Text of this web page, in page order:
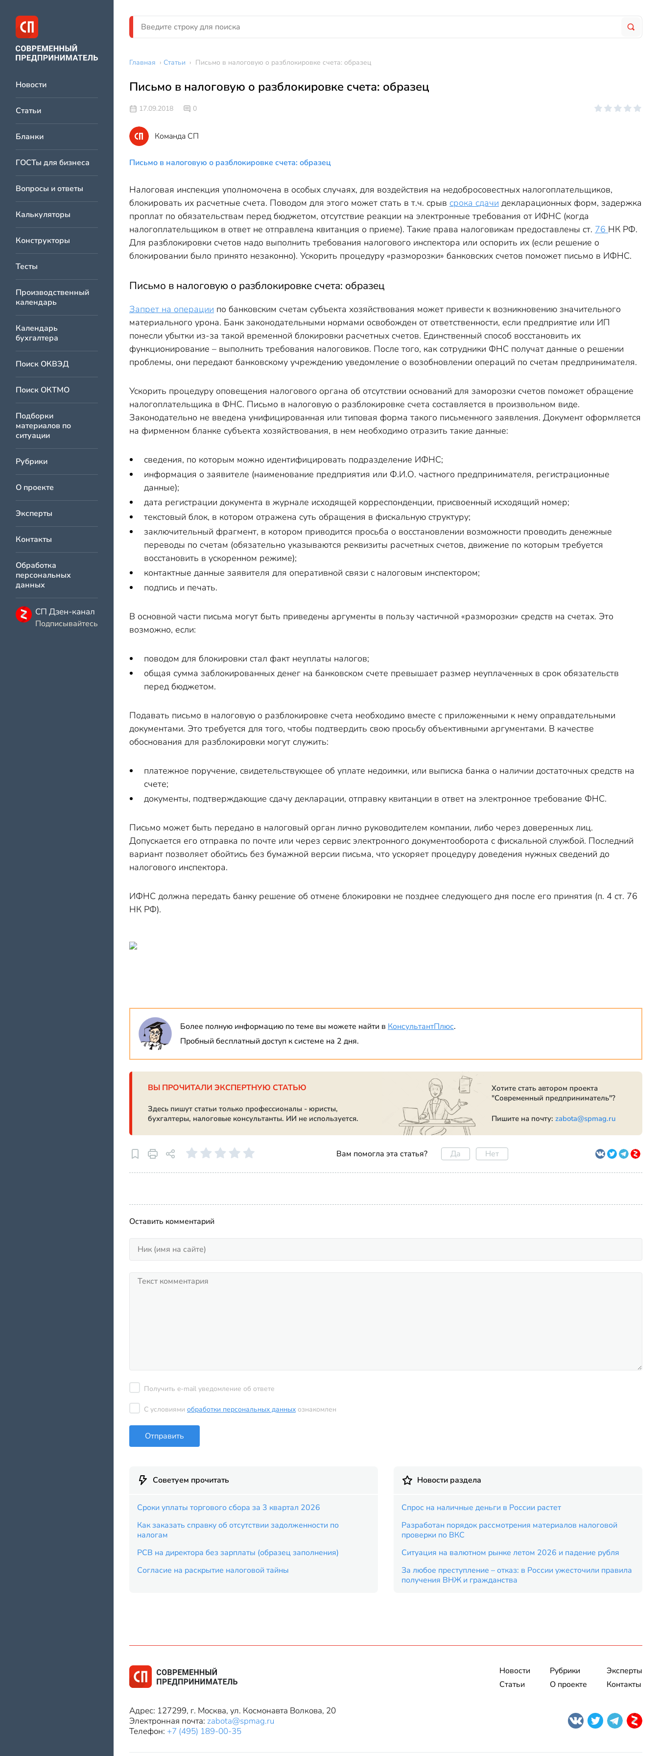
Новости
Статьи
Бланки
ГОСТы для бизнеса
Вопросы и ответы
Калькуляторы
Конструкторы
Тесты
Производственный
календарь
Календарь
бухгалтера
Поиск ОКВЭД
Поиск ОКТМО
Подборки
материалов по
ситуации
Рубрики
О проекте
Эксперты
Контакты
Обработка
персональных
данных
СП Дзен-канал
Подписывайтесь
Главная › Статьи › Письмо в налоговую о разблокировке счета: образец
Письмо в налоговую о разблокировке счета: образец
17.09.2018 0
Команда СП
Письмо в налоговую о разблокировке счета: образец
Налоговая инспекция уполномочена в особых случаях, для воздействия на недобросовестных налогоплательщиков,
блокировать их расчетные счета. Поводом для этого может стать в т.ч. срыв срока сдачи декларационных форм, задержка
проплат по обязательствам перед бюджетом, отсутствие реакции на электронные требования от ИФНС (когда
налогоплательщиком в ответ не отправлена квитанция о приеме). Такие права налоговикам предоставлены ст. 76 НК РФ.
Для разблокировки счетов надо выполнить требования налогового инспектора или оспорить их (если решение о
блокировании было принято незаконно). Ускорить процедуру «разморозки» банковских счетов поможет письмо в ИФНС.
Письмо в налоговую о разблокировке счета: образец
Запрет на операции по банковским счетам субъекта хозяйствования может привести к возникновению значительного
материального урона. Банк законодательными нормами освобожден от ответственности, если предприятие или ИП
понесли убытки из-за такой временной блокировки расчетных счетов. Единственный способ восстановить их
функционирование – выполнить требования налоговиков. После того, как сотрудники ФНС получат данные о решении
проблемы, они передают банковскому учреждению уведомление о возобновлении операций по счетам предпринимателя.
Ускорить процедуру оповещения налогового органа об отсутствии оснований для заморозки счетов поможет обращение
налогоплательщика в ФНС. Письмо в налоговую о разблокировке счета составляется в произвольном виде.
Законодательно не введена унифицированная или типовая форма такого письменного заявления. Документ оформляется
на фирменном бланке субъекта хозяйствования, в нем необходимо отразить такие данные:
сведения, по которым можно идентифицировать подразделение ИФНС;
информация о заявителе (наименование предприятия или Ф.И.О. частного предпринимателя, регистрационные
данные);
дата регистрации документа в журнале исходящей корреспонденции, присвоенный исходящий номер;
текстовый блок, в котором отражена суть обращения в фискальную структуру;
заключительный фрагмент, в котором приводится просьба о восстановлении возможности проводить денежные
переводы по счетам (обязательно указываются реквизиты расчетных счетов, движение по которым требуется
восстановить в ускоренном режиме);
контактные данные заявителя для оперативной связи с налоговым инспектором;
подпись и печать.
В основной части письма могут быть приведены аргументы в пользу частичной «разморозки» средств на счетах. Это
возможно, если:
поводом для блокировки стал факт неуплаты налогов;
общая сумма заблокированных денег на банковском счете превышает размер неуплаченных в срок обязательств
перед бюджетом.
Подавать письмо в налоговую о разблокировке счета необходимо вместе с приложенными к нему оправдательными
документами. Это требуется для того, чтобы подтвердить свою просьбу объективными аргументами. В качестве
обоснования для разблокировки могут служить:
платежное поручение, свидетельствующее об уплате недоимки, или выписка банка о наличии достаточных средств на
счете;
документы, подтверждающие сдачу декларации, отправку квитанции в ответ на электронное требование ФНС.
Письмо может быть передано в налоговый орган лично руководителем компании, либо через доверенных лиц.
Допускается его отправка по почте или через сервис электронного документооборота с фискальной службой. Последний
вариант позволяет обойтись без бумажной версии письма, что ускоряет процедуру доведения нужных сведений до
налогового инспектора.
ИФНС должна передать банку решение об отмене блокировки не позднее следующего дня после его принятия (п. 4 ст. 76
НК РФ).
Более полную информацию по теме вы можете найти в КонсультантПлюс.
Пробный бесплатный доступ к системе на 2 дня.
ВЫ ПРОЧИТАЛИ ЭКСПЕРТНУЮ СТАТЬЮ
Здесь пишут статьи только профессионалы - юристы,
бухгалтеры, налоговые консультанты. ИИ не используется.
Хотите стать автором проекта
"Современный предприниматель"?
Пишите на почту:zabota@spmag.ru
Вам помогла эта статья? Да Нет
Оставить комментарий
Получить e-mail уведомление об ответе
С условиями обработки персональных данных ознакомлен
Отправить
Советуем прочитать
Cроки уплаты торгового сбора за 3 квартал 2026
Как заказать справку об отсутствии задолженности по
налогам
РСВ на директора без зарплаты (образец заполнения)
Согласие на раскрытие налоговой тайны
Новости раздела
Спрос на наличные деньги в России растет
Разработан порядок рассмотрения материалов налоговой
проверки по ВКС
Ситуация на валютном рынке летом 2026 и падение рубля
За любое преступление – отказ: в России ужесточили правила
получения ВНЖ и гражданства
Новости
Статьи
Рубрики
О проекте
Эксперты
Контакты
Адрес: 127299, г. Москва, ул. Космонавта Волкова, 20
Электронная почта: zabota@spmag.ru
Телефон: +7 (495) 189-00-35